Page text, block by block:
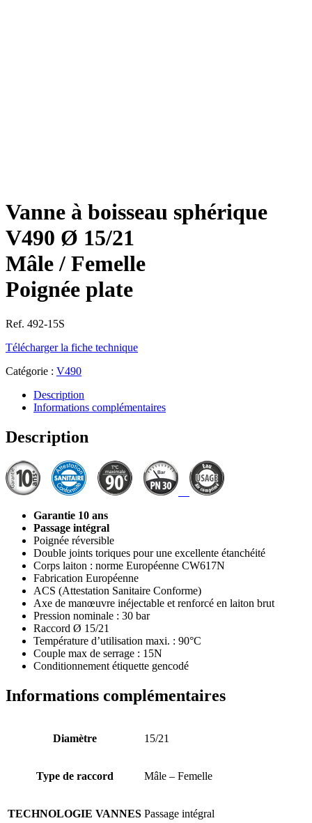
Vanne à boisseau sphérique
V490 Ø 15/21
Mâle / Femelle
Poignée plate
Ref. 492-15S
Télécharger la fiche technique
Catégorie : V490
Description
Informations complémentaires
Description
Garantie 10 ans
Passage intégral
Poignée réversible
Double joints toriques pour une excellente étanchéité
Corps laiton : norme Européenne CW617N
Fabrication Européenne
ACS (Attestation Sanitaire Conforme)
Axe de manœuvre inéjectable et renforcé en laiton brut
Pression nominale : 30 bar
Raccord Ø 15/21
Température d’utilisation maxi. : 90°C
Couple max de serrage : 15N
Conditionnement étiquette gencodé
Informations complémentaires
Diamètre 15/21
Type de raccord Mâle – Femelle
TECHNOLOGIE VANNES Passage intégral